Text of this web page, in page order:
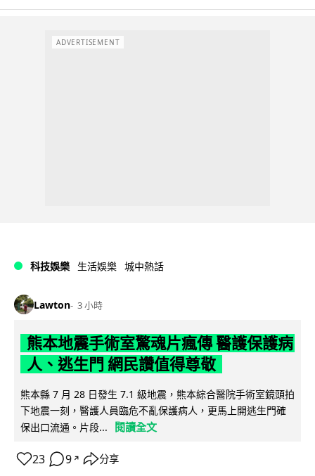
ADVERTISEMENT
科技娛樂 生活娛樂 城中熱話
Lawton 3 小時
熊本地震手術室驚魂片瘋傳 醫護保護病
人、逃生門 網民讚值得尊敬
熊本縣 7 月 28 日發生 7.1 級地震，熊本綜合醫院手術室鏡頭拍
下地震一刻，醫護人員臨危不亂保護病人，更馬上開逃生門確
保出口流通。片段...
閱讀全文
23 9 ↗ 分享